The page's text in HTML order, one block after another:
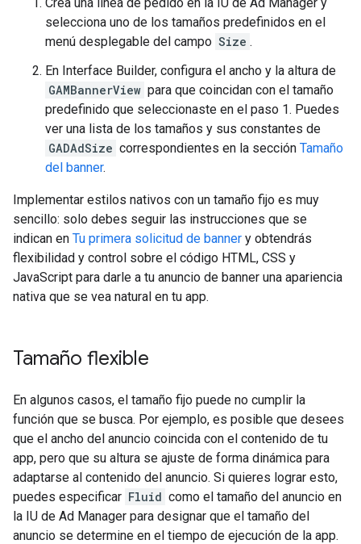
selecciona uno de los tamaños predefinidos en el
menú desplegable del campo Size .
En Interface Builder, configura el ancho y la altura de
GAMBannerView para que coincidan con el tamaño
predefinido que seleccionaste en el paso 1. Puedes
ver una lista de los tamaños y sus constantes de
GADAdSize correspondientes en la sección Tamaño
del banner.
Implementar estilos nativos con un tamaño fijo es muy
sencillo: solo debes seguir las instrucciones que se
indican en Tu primera solicitud de banner y obtendrás
flexibilidad y control sobre el código HTML, CSS y
JavaScript para darle a tu anuncio de banner una apariencia
nativa que se vea natural en tu app.
Tamaño flexible
En algunos casos, el tamaño fijo puede no cumplir la
función que se busca. Por ejemplo, es posible que desees
que el ancho del anuncio coincida con el contenido de tu
app, pero que su altura se ajuste de forma dinámica para
adaptarse al contenido del anuncio. Si quieres lograr esto,
puedes especificar Fluid como el tamaño del anuncio en
la IU de Ad Manager para designar que el tamaño del
anuncio se determine en el tiempo de ejecución de la app.